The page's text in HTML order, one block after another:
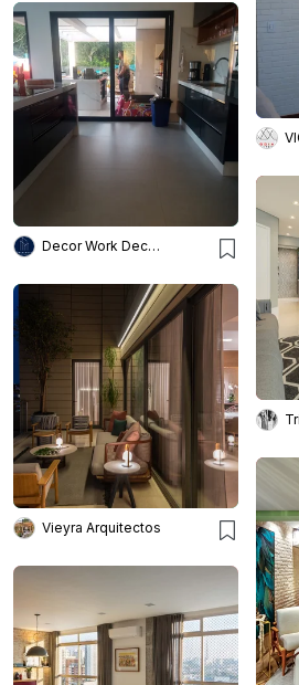
Decor Work Decoração De Interi
Vieyra Arquitectos